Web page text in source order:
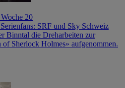
20
SRF und Sky Schweiz
Binntal die Dreharbeiten zur
Sherlock Holmes» aufgenommen.